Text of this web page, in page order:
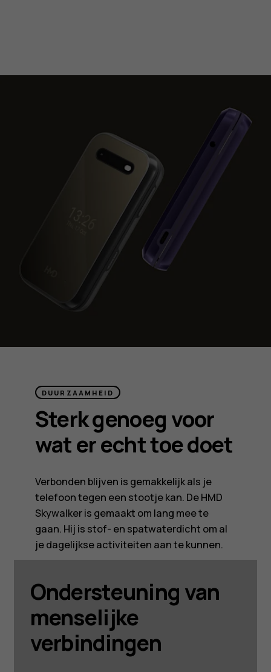
DUURZAAMHEID
Sterk genoeg voor
wat er echt toe doet
Verbonden blijven is gemakkelijk als je
telefoon tegen een stootje kan. De HMD
Skywalker is gemaakt om lang mee te
gaan. Hij is stof- en spatwaterdicht om al
je dagelijkse activiteiten aan te kunnen.
Ondersteuning van
menselijke
verbindingen